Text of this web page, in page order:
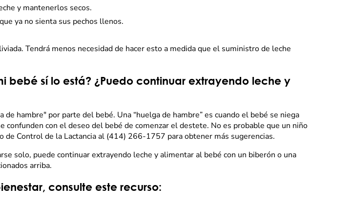
y mantenerlos secos.
ya no sienta sus pechos llenos.
Tendrá menos necesidad de hacer esto a medida que el suministro de leche
bebé sí lo está? ¿Puedo continuar extrayendo leche y
hambre" por parte del bebé. Una “huelga de hambre” es cuando el bebé se niega
confunden con el deseo del bebé de comenzar el destete. No es probable que un niño
Control de la Lactancia al (414) 266-1757 para obtener más sugerencias.
solo, puede continuar extrayendo leche y alimentar al bebé con un biberón o una
arriba.
consulte este recurso: